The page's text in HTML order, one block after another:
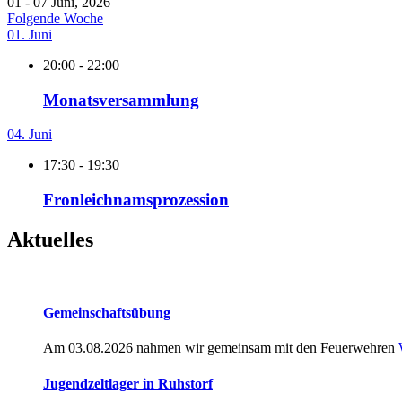
Folgende Woche
01. Juni
20:00 - 22:00
Monatsversammlung
04. Juni
17:30 - 19:30
Fronleichnamsprozession
Aktuelles
Gemeinschaftsübung
Am 03.08.2026 nahmen wir gemeinsam mit den Feuerwehren
Jugendzeltlager in Ruhstorf